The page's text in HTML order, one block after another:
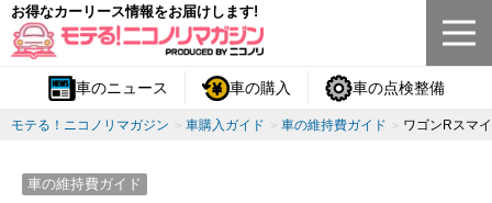
お得なカーリース情報をお届けします!
車のニュース 車の購入 車の点検整備
モテる！ニコノリマガジン 車購入ガイド 車の維持費ガイド ワゴンRスマ
車の維持費ガイド